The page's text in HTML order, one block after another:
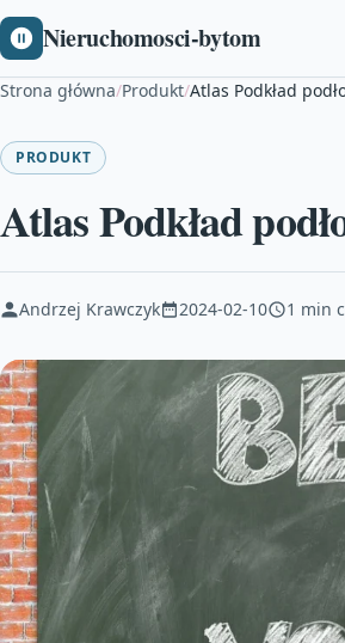
Nieruchomosci-bytom
Strona główna/Produkt/Atlas Podkład
PRODUKT
Atlas Podkład
Andrzej Krawczyk 2024-02-10 1 min